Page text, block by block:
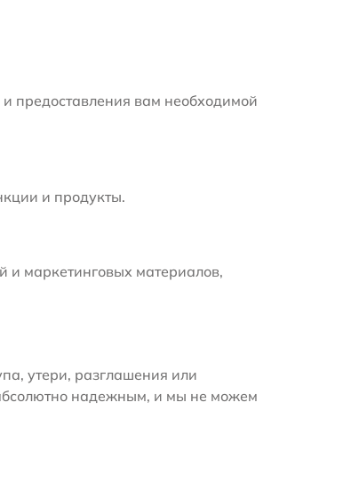
предоставления вам необходимой
и продукты.
маркетинговых материалов,
утери, разглашения или
надежным, и мы не можем